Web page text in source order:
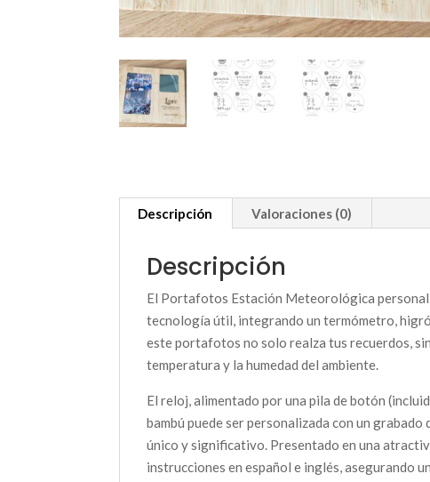
Descripción Valoraciones (0)
Descripción
El Portafotos Estación Meteorológica
tecnología útil, integrando un termómetro,
este portafotos no solo realza tus recuerdos,
temperatura y la humedad del ambiente.
El reloj, alimentado por una pila de botón
bambú puede ser personalizada con un
único y significativo. Presentado en una
instrucciones en español e inglés, asegurando